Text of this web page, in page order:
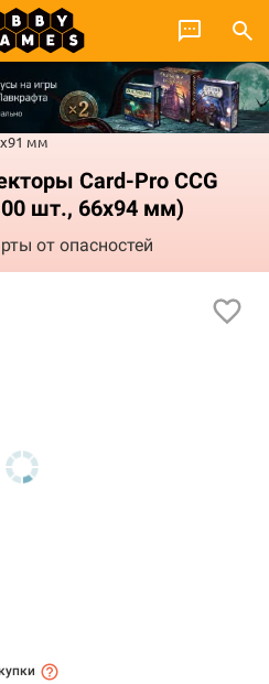
мм
Card-Pro CCG
шт., 66x94 мм)
от опасностей